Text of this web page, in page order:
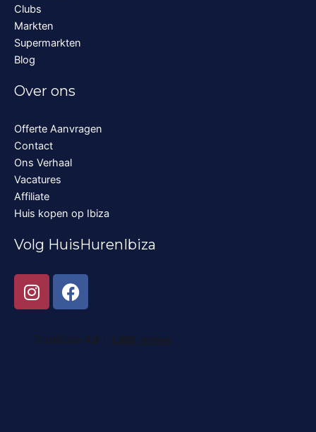
Clubs
Markten
Supermarkten
Blog
Over ons
Offerte Aanvragen
Contact
Ons Verhaal
Vacatures
Affiliate
Huis kopen op Ibiza
Volg HuisHurenIbiza
I
n
t
F
a
e